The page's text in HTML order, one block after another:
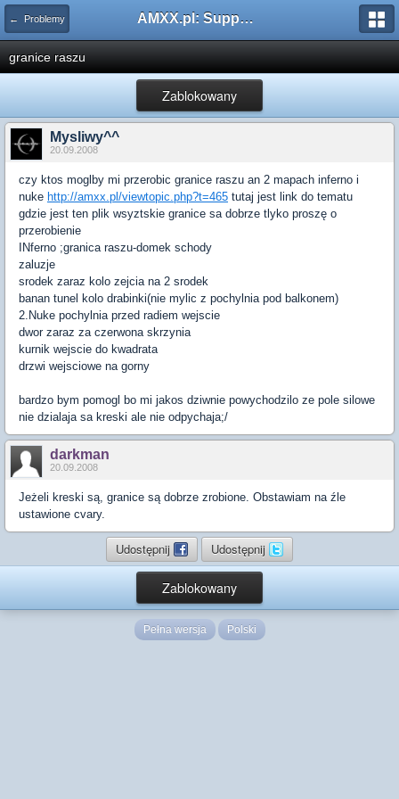
← Problemy AMXX.pl: Support AMX Mod X i SourceMod
granice raszu
Zablokowany
Mysliwy^^
20.09.2008
czy ktos moglby mi przerobic granice raszu an 2 mapach inferno i
nuke http://amxx.pl/viewtopic.php?t=465 tutaj jest link do tematu
gdzie jest ten plik wsyztskie granice sa dobrze tlyko proszę o
przerobienie
INferno ;granica raszu-domek schody
zaluzje
srodek zaraz kolo zejcia na 2 srodek
banan tunel kolo drabinki(nie mylic z pochylnia pod balkonem)
2.Nuke pochylnia przed radiem wejscie
dwor zaraz za czerwona skrzynia
kurnik wejscie do kwadrata
drzwi wejsciowe na gorny
bardzo bym pomogl bo mi jakos dziwnie powychodzilo ze pole silowe
nie dzialaja sa kreski ale nie odpychaja;/
darkman
20.09.2008
Jeżeli kreski są, granice są dobrze zrobione. Obstawiam na źle
ustawione cvary.
Udostępnij Udostępnij
Zablokowany
Pełna wersja Polski